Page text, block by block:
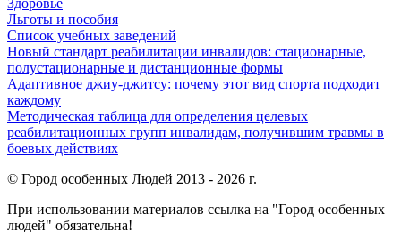
Здоровье
Льготы и пособия
Список учебных заведений
Новый стандарт реабилитации инвалидов: стационарные,
полустационарные и дистанционные формы
Адаптивное джиу-джитсу: почему этот вид спорта подходит
каждому
Методическая таблица для определения целевых
реабилитационных групп инвалидам, получившим травмы в
боевых действиях
© Город особенных Людей 2013 - 2026 г.
При использовании материалов ссылка на "Город особенных
людей" обязательна!